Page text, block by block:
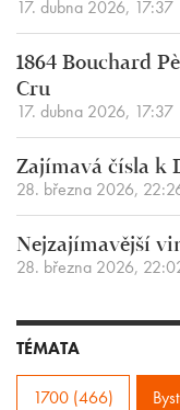
17. dubna 2026, 17:37
1864 Bouchard
Cru
17. dubna 2026, 17:37
Zajímavá čísla k
28. března 2026,
Nejzajímavější
28. března 2026,
TÉMATA
1700 (466)